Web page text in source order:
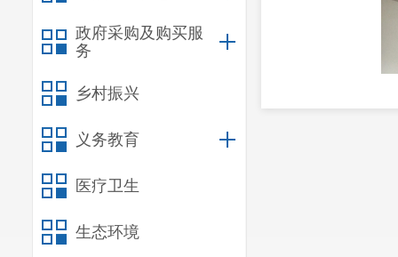
政府采购及购买服
务
乡村振兴
义务教育
医疗卫生
生态环境